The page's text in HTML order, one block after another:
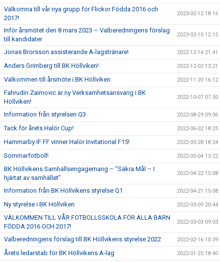
Välkomna till vår nya grupp för Flickor Födda 2016 och
2017!
2023-02-12 18:16
Inför årsmötet den 8 mars 2023 – Valberedningens förslag
till kandidater
2023-02-10 12:15
Jonas Brorsson assisterande A-lagstränare! 2022-12-14 21:41
Anders Grimberg till BK Höllviken! 2022-12-02 13:21
Välkommen till årsmöte i BK Höllviken 2022-11-20 16:12
Fahrudin Zaimovic är ny Verksamhetsansvarig i BK
Höllviken!
2022-10-07 07:50
Information från styrelsen Q3 2022-08-29 09:06
Tack för årets Halör Cup! 2022-06-02 18:25
Hammarby IF FF vinner Halör Invitational F15! 2022-05-28 18:24
Sommarfotboll! 2022-05-04 13:22
BK Höllvikens Samhällsengagemang – ”Säkra Mål – I
hjärtat av samhället”
2022-04-22 15:08
Information från BK Höllvikens styrelse Q1 2022-04-21 15:08
Ny styrelse i BK Höllviken 2022-03-09 20:44
VÄLKOMMEN TILL VÅR FOTBOLLSSKOLA FÖR ALLA BARN
FÖDDA 2016 OCH 2017!
2022-03-03 09:03
Valberedningens förslag till BK Höllvikens styrelse 2022 2022-02-16 10:39
Årets ledarstab för BK Höllvikens A-lag 2022-01-25 18:40